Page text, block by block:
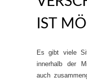
IST
Es gibt viele
innerhalb der
auch